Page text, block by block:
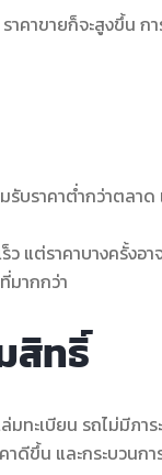
าขายก็จะสูงขึ้น ก
ราคาต่ำกว่าตลาด
แต่ราคาบางครั้งอา
มากกว่า
สิทธิ์
ะเบียน รถไม่มีภาร
ดีขึ้น และกระบวนก